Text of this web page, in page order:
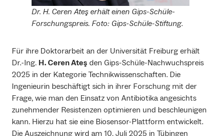
Dr. H. Ceren Ateş erhält einen Gips-Schüle-
Forschungspreis. Foto: Gips-Schüle-Stiftung.
Für ihre Doktorarbeit an der Universität Freiburg erhält
Dr.-Ing. H. Ceren Ateş den Gips-Schüle-Nachwuchspreis
2025 in der Kategorie Technikwissenschaften. Die
Ingenieurin beschäftigt sich in ihrer Forschung mit der
Frage, wie man den Einsatz von Antibiotika angesichts
zunehmender Resistenzen optimieren und beschleunigen
kann. Hierzu hat sie eine Biosensor-Plattform entwickelt.
Die Auszeichnung wird am 10. Juli 2025 in Tübingen